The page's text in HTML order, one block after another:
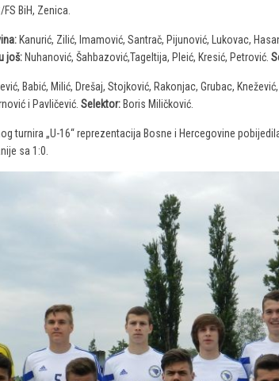
BiH, Zenica.
Kanurić, Zilić, Imamović, Santrač, Pijunović, Lukovac,
još: Nuhanović, Šahbazović,Tageltija, Pleić, Kresić, Petrović.
Babić, Milić, Drešaj, Stojković, Rakonjac, Grubac,
i Pavličević. Selektor: Boris Miličković.
turnira „U-16“ reprezentacija Bosne i Hercegovine
sa 1:0.